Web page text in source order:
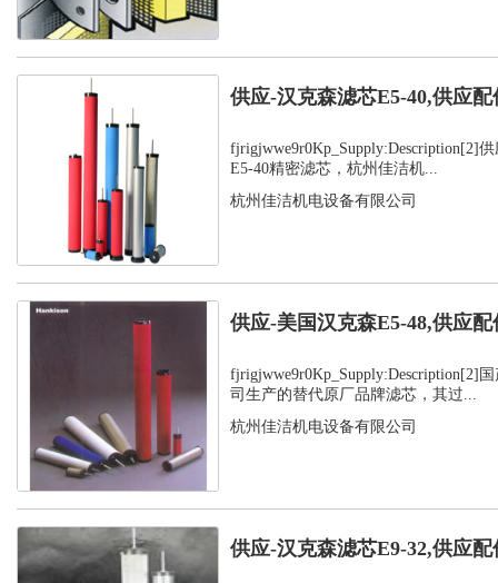
供应-汉克森滤芯E5-40,供应配
fjrigjwwe9r0Kp_Supply:Description[2]
E5-40精密滤芯，杭州佳洁机...
杭州佳洁机电设备有限公司
供应-美国汉克森E5-48,供应配
fjrigjwwe9r0Kp_Supply:Description[2]
司生产的替代原厂品牌滤芯，其过...
杭州佳洁机电设备有限公司
供应-汉克森滤芯E9-32,供应配